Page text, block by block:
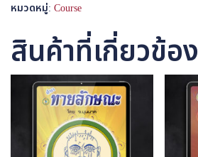
หมวดหมู่: Course
สินค้าที่เกี่ยวข้อง